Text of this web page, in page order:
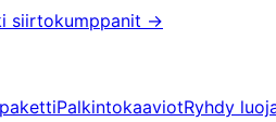
siirtokumppanit →
PalkintokaaviotRyhdy